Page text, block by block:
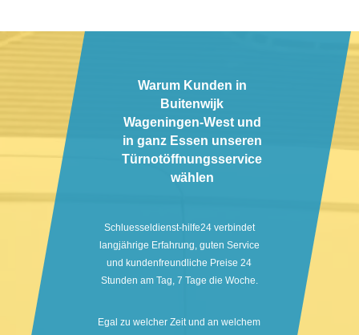
Warum Kunden in
Buitenwijk
Wageningen-West und
in ganz Essen unseren
Türnotöffnungsservice
wählen
Schluesseldienst-hilfe24 verbindet
langjährige Erfahrung, guten Service
und kundenfreundliche Preise 24
Stunden am Tag, 7 Tage die Woche.
Egal zu welcher Zeit und an welchem